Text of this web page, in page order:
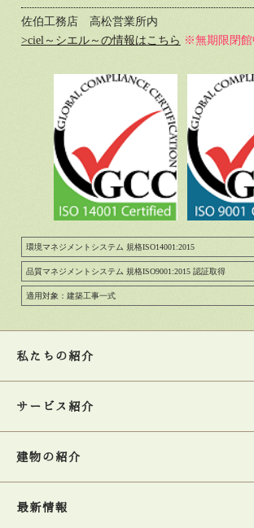
佐伯工務店 高松営業所内
>ciel～シエル～の情報はこちら ※無期限閉館
環境マネジメントシステム 規格ISO14001:2015
品質マネジメントシステム 規格ISO9001:2015 認証取得
適用対象：建築工事一式
私たちの紹介
サービス紹介
建物の紹介
最新情報